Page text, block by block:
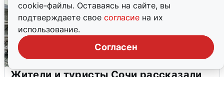
cookie-файлы. Оставаясь на сайте, вы
подтверждаете свое согласие на их
использование.
Согласен
Жители и туристы Сочи рассказали